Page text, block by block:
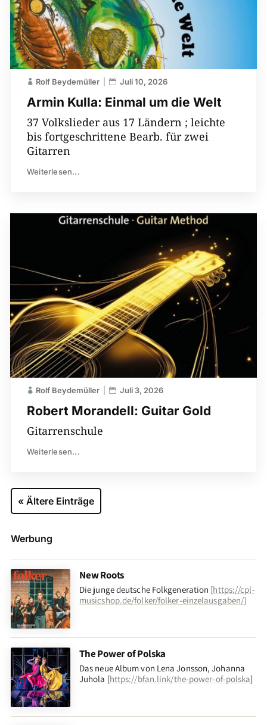
Armin Kulla: Einmal um die Welt
Rolf Beydemüller Juli 10, 2026
37 Volkslieder aus 17 Ländern ; leichte
bis fortgeschrittene Bearb. für zwei
Gitarren
Weiterlesen...
Robert Morandell: Guitar Gold
Rolf Beydemüller Juli 3, 2026
Gitarrenschule
Weiterlesen...
« Ältere Einträge
Werbung
New Roots
Die junge deutsche Folkgeneration [https://cpl-
musicshop.de/folker/folker-einzelausgaben/]
The Power of Polska
Das neue Album von Lena Jonsson, Johanna
Juhola [https://bfan.link/the-power-of-polska]